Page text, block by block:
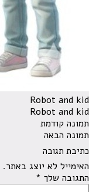
Robot and kid
Robot and kid
תמונה קודמת
תמונה הבאה
כתיבת תגובה
האימייל לא יוצג באתר.
התגובה שלך *